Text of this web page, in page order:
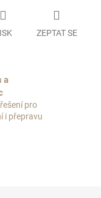
ZEPTAT SE
a
pro
i přepravu